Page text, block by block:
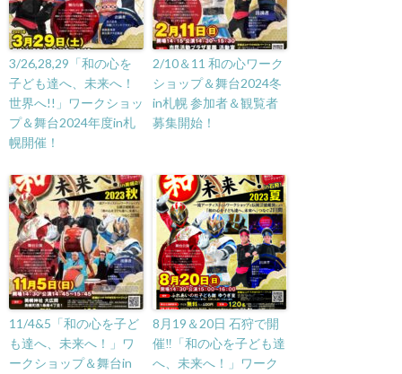
3/26,28,29「和の心を
子ども達へ、未来へ！
世界へ!!」ワークショッ
プ＆舞台2024年度in札
幌開催！
2/10＆11 和の心ワーク
ショップ＆舞台2024冬
in札幌 参加者＆観覧者
募集開始！
11/4&5「和の心を子ど
も達へ、未来へ！」ワ
ークショップ＆舞台in
8月19＆20日 石狩で開
催‼「和の心を子ども達
へ、未来へ！」ワーク